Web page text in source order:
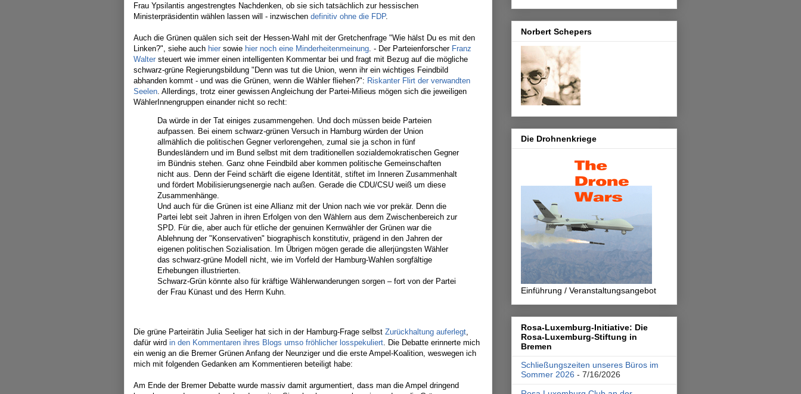
Frau Ypsilantis angestrengtes Nachdenken, ob sie sich tatsächlich zur hessischen
Ministerpräsidentin wählen lassen will - inzwischen definitiv ohne die FDP.
Auch die Grünen quälen sich seit der Hessen-Wahl mit der Gretchenfrage "Wie hälst Du es mit den
Linken?", siehe auch hier sowie hier noch eine Minderheitenmeinung. - Der Parteienforscher Franz
Walter steuert wie immer einen intelligenten Kommentar bei und fragt mit Bezug auf die mögliche
schwarz-grüne Regierungsbildung "Denn was tut die Union, wenn ihr ein wichtiges Feindbild
abhanden kommt - und was die Grünen, wenn die Wähler fliehen?": Riskanter Flirt der verwandten
Seelen. Allerdings, trotz einer gewissen Angleichung der Partei-Milieus mögen sich die jeweiligen
WählerInnengruppen einander nicht so recht:
Da würde in der Tat einiges zusammengehen. Und doch müssen beide Parteien
aufpassen. Bei einem schwarz-grünen Versuch in Hamburg würden der Union
allmählich die politischen Gegner verlorengehen, zumal sie ja schon in fünf
Bundesländern und im Bund selbst mit dem traditionellen sozialdemokratischen Gegner
im Bündnis stehen. Ganz ohne Feindbild aber kommen politische Gemeinschaften
nicht aus. Denn der Feind schärft die eigene Identität, stiftet im Inneren Zusammenhalt
und fördert Mobilisierungsenergie nach außen. Gerade die CDU/CSU weiß um diese
Zusammenhänge.
Und auch für die Grünen ist eine Allianz mit der Union nach wie vor prekär. Denn die
Partei lebt seit Jahren in ihren Erfolgen von den Wählern aus dem Zwischenbereich zur
SPD. Für die, aber auch für etliche der genuinen Kernwähler der Grünen war die
Ablehnung der "Konservativen" biographisch konstitutiv, prägend in den Jahren der
eigenen politischen Sozialisation. Im Übrigen mögen gerade die allerjüngsten Wähler
das schwarz-grüne Modell nicht, wie im Vorfeld der Hamburg-Wahlen sorgfältige
Erhebungen illustrierten.
Schwarz-Grün könnte also für kräftige Wählerwanderungen sorgen – fort von der Partei
der Frau Künast und des Herrn Kuhn.
Die grüne Parteirätin Julia Seeliger hat sich in der Hamburg-Frage selbst Zurückhaltung auferlegt,
dafür wird in den Kommentaren ihres Blogs umso fröhlicher losspekuliert. Die Debatte erinnerte mich
ein wenig an die Bremer Grünen Anfang der Neunziger und die erste Ampel-Koalition, weswegen ich
mich mit folgenden Gedanken am Kommentieren beteiligt habe:
Am Ende der Bremer Debatte wurde massiv damit argumentiert, dass man die Ampel dringend
Norbert Schepers
Die Drohnenkriege
Einführung / Veranstaltungsangebot
Rosa-Luxemburg-Initiative: Die
Rosa-Luxemburg-Stiftung in
Bremen
Schließungszeiten unseres Büros im
Sommer 2026 - 7/16/2026